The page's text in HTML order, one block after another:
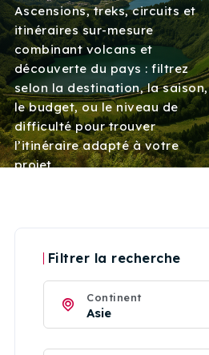
Ascensions, treks, circuits et
itinéraires sur-mesure
combinant volcans et
découverte du pays : filtrez
selon la destination, la saison,
le budget, ou le niveau de
difficulté pour trouver
l’itinéraire adapté à votre
projet.
Filtrer la recherche
Continent